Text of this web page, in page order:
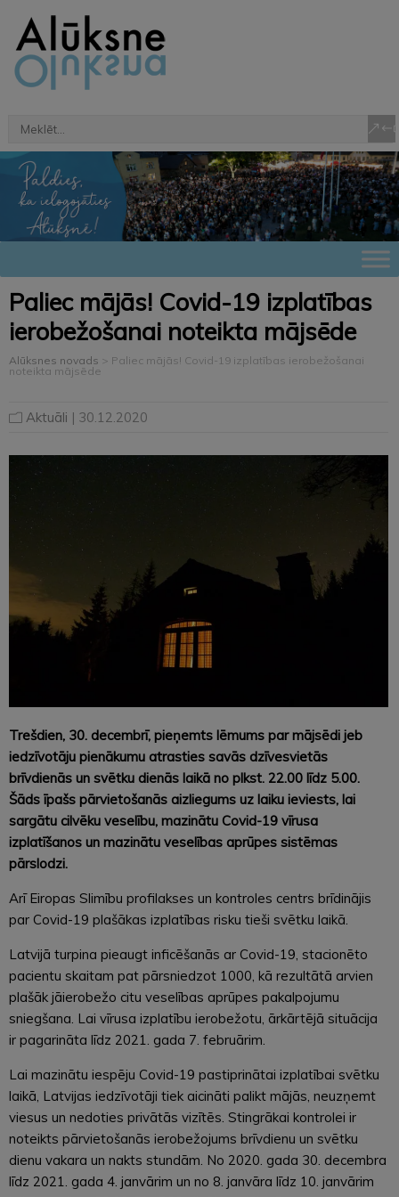
Paliec mājās! Covid-19 izplatības
ierobežošanai noteikta mājsēde
Alūksnes novads > Paliec mājās! Covid-19 izplatības ierobežošanai
noteikta mājsēde
Aktuāli | 30.12.2020
Trešdien, 30. decembrī, pieņemts lēmums par mājsēdi jeb
iedzīvotāju pienākumu atrasties savās dzīvesvietās
brīvdienās un svētku dienās laikā no plkst. 22.00 līdz 5.00.
Šāds īpašs pārvietošanās aizliegums uz laiku ieviests, lai
sargātu cilvēku veselību, mazinātu Covid-19 vīrusa
izplatīšanos un mazinātu veselības aprūpes sistēmas
pārslodzi.
Arī Eiropas Slimību profilakses un kontroles centrs brīdinājis
par Covid-19 plašākas izplatības risku tieši svētku laikā.
Latvijā turpina pieaugt inficēšanās ar Covid-19, stacionēto
pacientu skaitam pat pārsniedzot 1000, kā rezultātā arvien
plašāk jāierobežo citu veselības aprūpes pakalpojumu
sniegšana. Lai vīrusa izplatību ierobežotu, ārkārtējā situācija
ir pagarināta līdz 2021. gada 7. februārim.
Lai mazinātu iespēju Covid-19 pastiprinātai izplatībai svētku
laikā, Latvijas iedzīvotāji tiek aicināti palikt mājās, neuzņemt
viesus un nedoties privātās vizītēs. Stingrākai kontrolei ir
noteikts pārvietošanās ierobežojums brīvdienu un svētku
dienu vakara un nakts stundām. No 2020. gada 30. decembra
līdz 2021. gada 4. janvārim un no 8. janvāra līdz 10. janvārim